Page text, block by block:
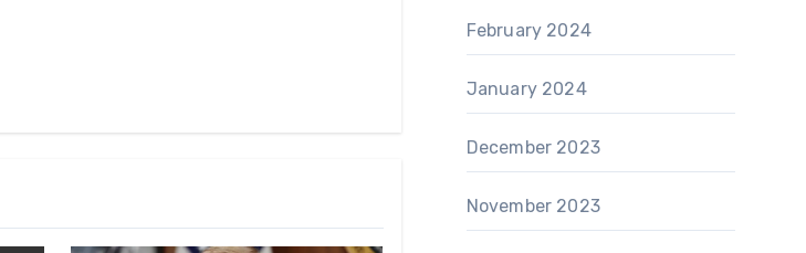
February 2024
January 2024
December 2023
November 2023